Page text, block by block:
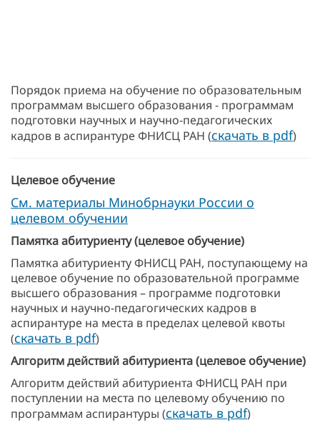
Порядок приема на обучение по образовательным
программам высшего образования - программам
подготовки научных и научно-педагогических
кадров в аспирантуре ФНИСЦ РАН (скачать в pdf)
Целевое обучение
См. материалы Минобрнауки России о
целевом обучении
Памятка абитуриенту(целевое обучение)
Памятка абитуриенту ФНИСЦ РАН, поступающему на
целевое обучение по образовательной программе
высшего образования – программе подготовки
научных и научно-педагогических кадров в
аспирантуре на места в пределах целевой квоты
(скачать в pdf)
Алгоритм действий абитуриента (целевое обучение)
Алгоритм действий абитуриента ФНИСЦ РАН при
поступлении на места по целевому обучению по
программам аспирантуры (скачать в pdf)